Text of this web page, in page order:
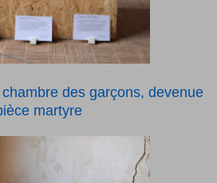
des garçons, devenue
martyre